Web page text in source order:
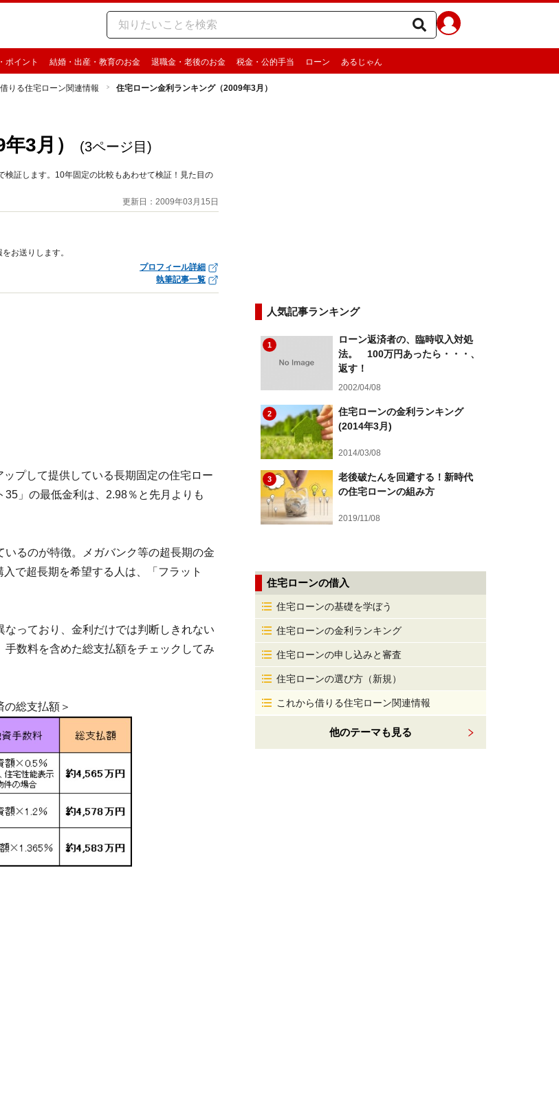
ポイント 結婚・出産・教育のお金 退職金・老後のお金 税金・公的手当 ローン あるじゃん
りる住宅ローン関連情報 住宅ローン金利ランキング（2009年3月）
3月） (3ページ目)
証します。10年固定の比較もあわせて検証！見た目の
更新日：2009年03月15日
お送りします。
プロフィール詳細
執筆記事一覧
プして提供している長期固定の住宅ロー
」の最低金利は、2.98％と先月よりも
るのが特徴。メガバンク等の超長期の金
で超長期を希望する人は、「フラット
っており、金利だけでは判断しきれない
数料を含めた総支払額をチェックしてみ
の総支払額＞
人気記事ランキング
1
ローン返済者の、臨時収入対処
法。 100万円あったら・・・、
返す！
2002/04/08
2
住宅ローンの金利ランキング
(2014年3月)
2014/03/08
3
老後破たんを回避する！新時代
の住宅ローンの組み方
2019/11/08
住宅ローンの借入
住宅ローンの基礎を学ぼう
住宅ローンの金利ランキング
住宅ローンの申し込みと審査
住宅ローンの選び方（新規）
これから借りる住宅ローン関連情報
他のテーマも見る